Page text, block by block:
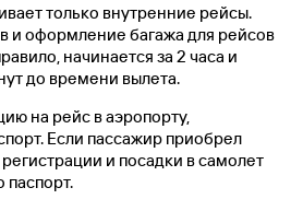
только внутренние рейсы.
и оформление багажа для рейсов
начинается за 2 часа и
до времени вылета.
на рейс в аэропорту,
Если пассажир приобрел
и посадки в самолет
паспорт.